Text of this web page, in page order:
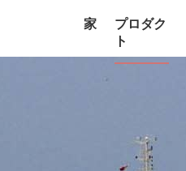
家
プロダク
ト